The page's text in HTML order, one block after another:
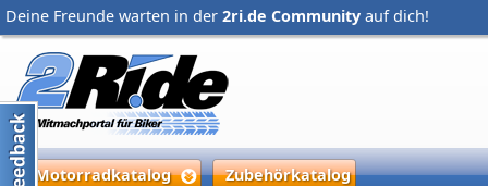
Deine Freunde warten in der 2ri.de Community auf dich!
Motorradkatalog Zubehörkatalog